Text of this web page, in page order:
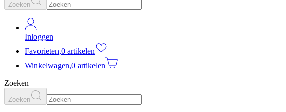
Zoeken
Inloggen
Favorieten,0 artikelen
Winkelwagen,0 artikelen
Zoeken
Zoeken